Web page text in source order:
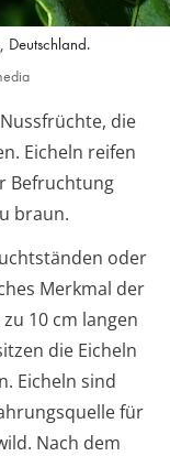
Deutschland.
die
Eicheln reifen
Befruchtung
braun.
oder
Merkmal der
10 cm langen
die Eicheln
Eicheln sind
für
Nach dem